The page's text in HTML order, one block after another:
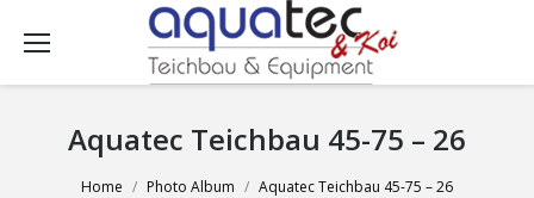
Aquatec Teichbau 45-75 – 26
You are here:
Home Photo Album Aquatec Teichbau 45-75 – 26